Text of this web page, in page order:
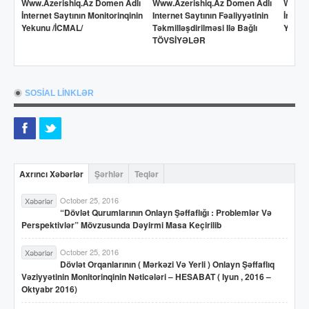
Www.azerishiq.az Domen Adlı
İnternet Saytının Monitorinqinin
Yekunu /İCMAL/
Www.azerishiq.az Domen Adlı
Internet Saytının Fəaliyyətinin
Təkmilləşdirilməsi Ilə Bağlı
TÖVSİYƏLƏR
SOSİAL LİNKLƏR
Axrıncı Xəbərlər Şərhlər Teqlər
Xəbərlər October 25, 2016
“Dövlət Qurumlarının Onlayn Şəffaflığı : Problemlər Və
Perspektivlər” Mövzusunda Dəyirmi Masa Keçirilib
Xəbərlər October 25, 2016
Dövlət Orqanlarının ( Mərkəzi Və Yerli ) Onlayn Şəffaflıq
Vəziyyətinin Monitorinqinin Nəticələri – HESABAT ( Iyun , 2016 –
Oktyabr 2016)